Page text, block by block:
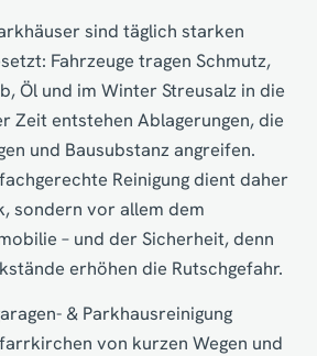
sind täglich starken
Fahrzeuge tragen Schmutz,
Öl und im Winter Streusalz in die
Zeit entstehen Ablagerungen, die
und Bausubstanz angreifen.
Reinigung dient daher
sondern vor allem dem
– und der Sicherheit, denn
erhöhen die Rutschgefahr.
& Parkhausreinigung
von kurzen Wegen und